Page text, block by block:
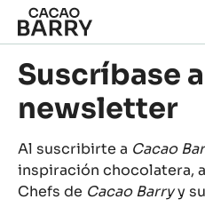
Skip to main content
Suscríbase
newsletter
Al suscribirte a Cacao
inspiración chocolatera,
Chefs de Cacao Barryy